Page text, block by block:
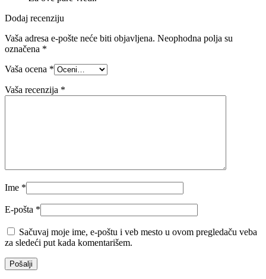
Dodaj recenziju
Vaša adresa e-pošte neće biti objavljena. Neophodna polja su
označena *
Vaša ocena *
Vaša recenzija *
Ime *
E-pošta *
Sačuvaj moje ime, e-poštu i veb mesto u ovom pregledaču veba
za sledeći put kada komentarišem.